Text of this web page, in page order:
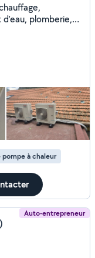
plomberie,
à chaleur
Auto-entrepreneur